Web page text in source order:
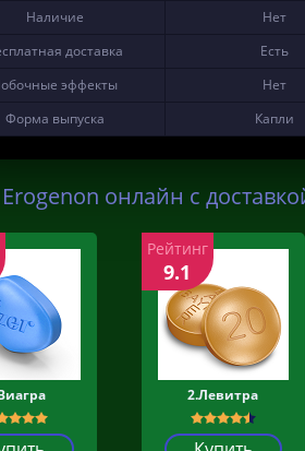
Наличие
Нет
доставка
Есть
эффекты
Нет
Форма выпуска
Капли
онлайн с
2.Левитра
Рейтинг
9.1